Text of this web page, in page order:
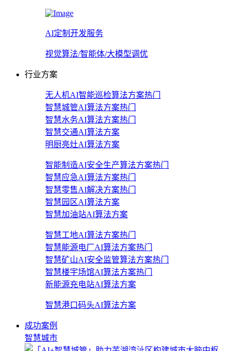
AI定制开发服务
视觉算法/智能体/大模型调优
行业方案
无人机AI智能巡检算法方案热门
智慧城管AI算法方案热门
智慧水务AI算法方案热门
智慧交通AI算法方案
明厨亮灶AI算法方案
智能制造AI安全生产算法方案热门
智慧应急AI算法方案热门
智慧零售AI解决方案热门
智慧园区AI算法方案
智慧加油站AI算法方案
智慧工地AI算法方案热门
智慧能源电厂AI算法方案热门
智慧矿山AI安全监管算法方案热门
智慧楼宇场馆AI算法方案热门
新能源充电站AI算法方案
智慧港口码头AI算法方案
成功案例
智慧城市